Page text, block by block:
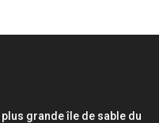
grande île de sable du